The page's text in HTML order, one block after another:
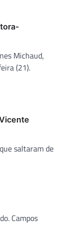
Michaud,
(21).
saltaram de
Campos